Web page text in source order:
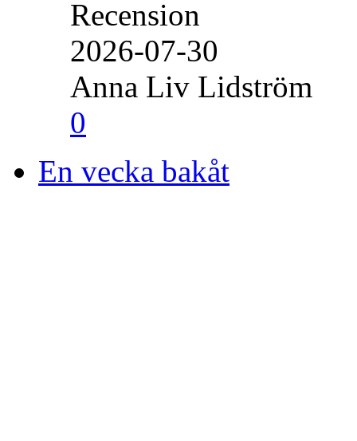
Recension
2026-07-30
Anna Liv Lidström
0
En vecka bakåt